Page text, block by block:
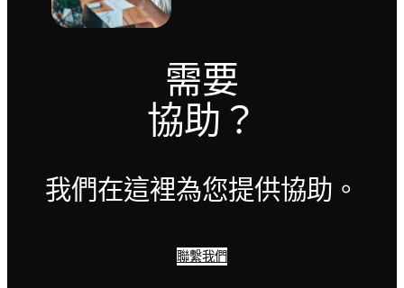
需要
協助？
我們在這裡為您提供協助。
聯繫我們